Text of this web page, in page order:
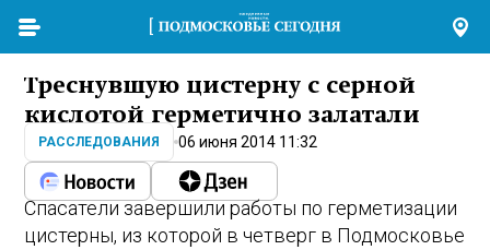
Треснувшую цистерну с серной
кислотой герметично залатали
РАССЛЕДОВАНИЯ 06 июня 2014 11:32
Спасатели завершили работы по герметизации
цистерны, из которой в четверг в Подмосковье